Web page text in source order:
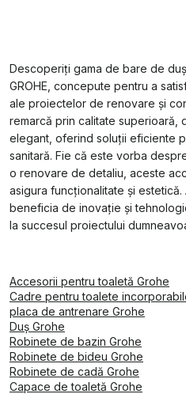
Descoperiți gama de bare de
GROHE, concepute pentru a
ale proiectelor de renovare și
remarcă prin calitate superioară,
elegant, oferind soluții eficiente
sanitară. Fie că este vorba
o renovare de detaliu, aceste
asigura funcționalitate și estetică.
beneficia de inovație și
la succesul proiectului
Accesorii pentru toaletă Grohe
Cadre pentru toalete
placa de antrenare Grohe
Duş Grohe
Robinete de bazin Grohe
Robinete de bideu Grohe
Robinete de cadă Grohe
Capace de toaletă Grohe